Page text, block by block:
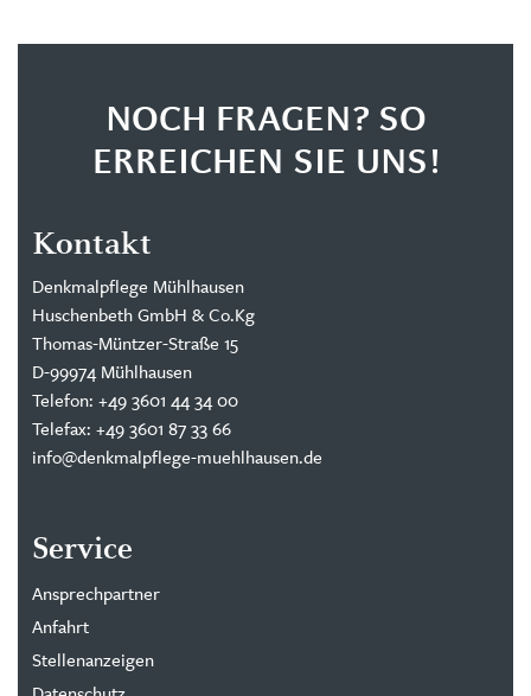
NOCH FRAGEN? SO
ERREICHEN SIE UNS!
Kontakt
Denkmalpflege Mühlhausen
Huschenbeth GmbH & Co.Kg
Thomas-Müntzer-Straße 15
D-99974 Mühlhausen
Telefon: +49 3601 44 34 00
Telefax: +49 3601 87 33 66
info@denkmalpflege-muehlhausen.de
Service
Ansprechpartner
Anfahrt
Stellenanzeigen